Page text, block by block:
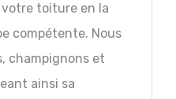
votre toiture en la
compétente. Nous
champignons et
ainsi sa